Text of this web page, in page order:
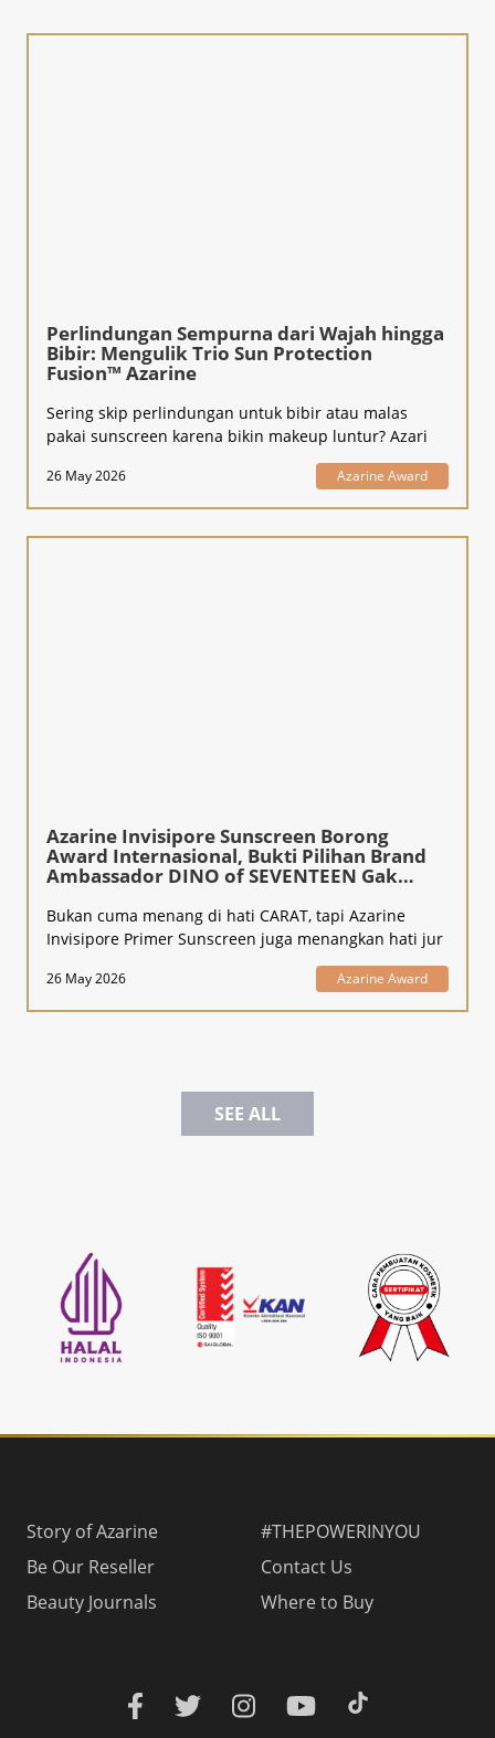
Perlindungan Sempurna dari Wajah hingga
Bibir: Mengulik Trio Sun Protection
Fusion™ Azarine
Sering skip perlindungan untuk bibir atau malas
pakai sunscreen karena bikin makeup luntur? Azari
26 May 2026 Azarine Award
Azarine Invisipore Sunscreen Borong
Award Internasional, Bukti Pilihan Brand
Ambassador DINO of SEVENTEEN Gak
Bukan cuma menang di hati CARAT, tapi Azarine
Invisipore Primer Sunscreen juga menangkan hati jur
26 May 2026 Azarine Award
SEE ALL
Story of Azarine
Be Our Reseller
Beauty Journals
#THEPOWERINYOU
Contact Us
Where to Buy